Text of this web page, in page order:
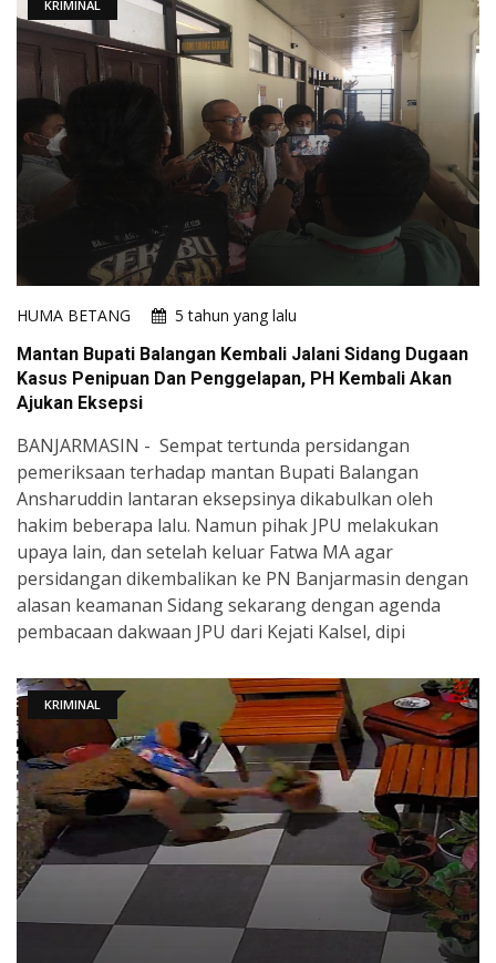
KRIMINAL
HUMA BETANG
5 tahun yang lalu
Mantan Bupati Balangan Kembali Jalani Sidang Dugaan
Kasus Penipuan Dan Penggelapan, PH Kembali Akan
Ajukan Eksepsi
BANJARMASIN - Sempat tertunda persidangan
pemeriksaan terhadap mantan Bupati Balangan
Ansharuddin lantaran eksepsinya dikabulkan oleh
hakim beberapa lalu. Namun pihak JPU melakukan
upaya lain, dan setelah keluar Fatwa MA agar
persidangan dikembalikan ke PN Banjarmasin dengan
alasan keamanan Sidang sekarang dengan agenda
pembacaan dakwaan JPU dari Kejati Kalsel, dipi
KRIMINAL